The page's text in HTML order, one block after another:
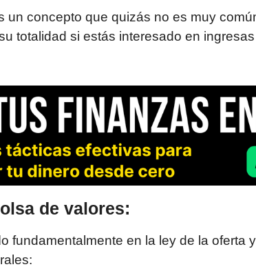
un concepto que quizás no es muy
totalidad si estás interesado en
de valores:
fundamentalmente en la ley de la oferta